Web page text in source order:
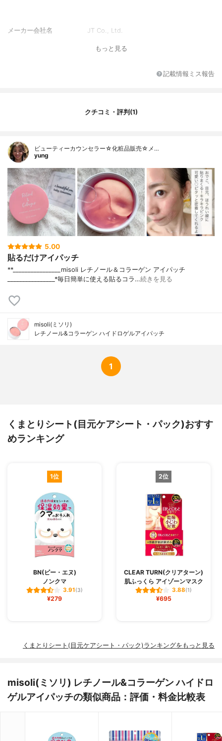
メーカー会社名 JT Co., Ltd.
もっと見る
記載情報ミス報告
クチコミ・評判(1)
ビューティーカウンセラー☆化粧品販売☆メ…
yung
5.00
貼るだけアイパッチ
**⁡________________⁡misoli ⁡レチノール＆コラーゲン アイパッチ
⁡________________⁡⁡⁡⁡⁡*毎日簡単に使える貼るコラ…続きを見る
misoli(ミソリ)
レチノール&コラーゲン ハイドロゲルアイパッチ
1
くまとりシート(目元ケアシート・パック)おすす
めランキング
1位
BN(ビー・エヌ)
ノンクマ
3.91(3)
¥279
2位
CLEAR TURN(クリアターン)
肌ふっくら アイゾーンマスク
3.88(1)
¥695
くまとりシート(目元ケアシート・パック)ランキングをもっと見る
misoli(ミソリ) レチノール&コラーゲン ハイドロ
ゲルアイパッチの類似商品：評価・料金比較表